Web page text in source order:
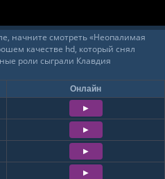
начните смотреть «Неопалимая
качестве hd, который снял
роли сыграли Клавдия
Онлайн